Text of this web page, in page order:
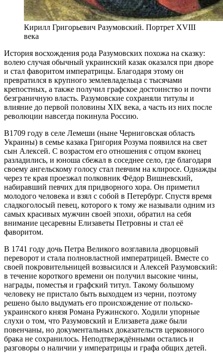
Кирилл Григорьевич Разумовский. Портрет XVIII
века
История восхождения рода Разумовских похожа на сказку:
волею случая обычный украинский казак оказался при дворе
и стал фаворитом императрицы. Благодаря этому он
превратился в крупного землевладельца с тысячами
крепостных, а также получил графское достоинство и почти
безграничную власть. Разумовские сохраняли титулы и
влияние до первой половины XIX века, а часть из них после
революции навсегда покинула Россию.
В1709 году в селе Лемеши (ныне Черниговская область
Украины) в семье казака Григория Розума появился на свет
сын Алексей. С возрастом его отношения с отцом вконец
разладились, и юноша сбежал в соседнее село, где благодаря
своему ангельскому голосу стал певчим на клиросе. Однажды
через те края проезжал полковник Фёдор Вишневский,
набиравший певчих для придворного хора. Он приметил
молодого человека и взял с собой в Петербург. Спустя время
сладкоголосый певец, которого к тому же называли одним из
самых красивых мужчин своей эпохи, обратил на себя
внимание цесаревны Елизаветы Петровны и стал её
фаворитом.
В 1741 году дочь Петра Великого возглавила дворцовый
переворот и стала полновластной императрицей. Вместе со
своей покровительницей возвысился и Алексей Разумовский:
в течение короткого времени он получил высокие чины,
награды, поместья и графский титул. Такому большому
человеку не пристало быть выходцем из черни, поэтому
решено было выдумать его происхождение от польско-
украинского князя Романа Ружинского. Ходили упорные
слухи о том, что Разумовский и Елизавета даже были
повенчаны, но документальных доказательств церковного
брака не сохранилось. Неподтверждёнными остались и
разговоры о наличии у императрицы и графа общих детей.